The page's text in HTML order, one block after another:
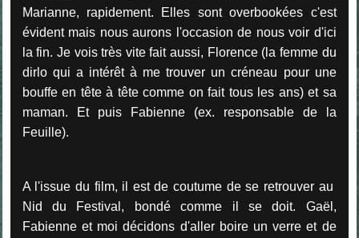
Marianne, rapidement. Elles sont overbookées c'est
évident mais nous aurons l'occasion de nous voir d'ici
la fin. Je vois très vite fait aussi, Florence (la femme du
dirlo qui a intérêt à me trouver un créneau pour une
bouffe en tête à tête comme on fait tous les ans) et sa
maman. Et puis Fabienne (ex. responsable de la
Feuille).
A l'issue du film, il est de coutume de se retrouver au
Nid du Festival, bondé comme il se doit. Gaël,
Fabienne et moi décidons d'aller boire un verre et de